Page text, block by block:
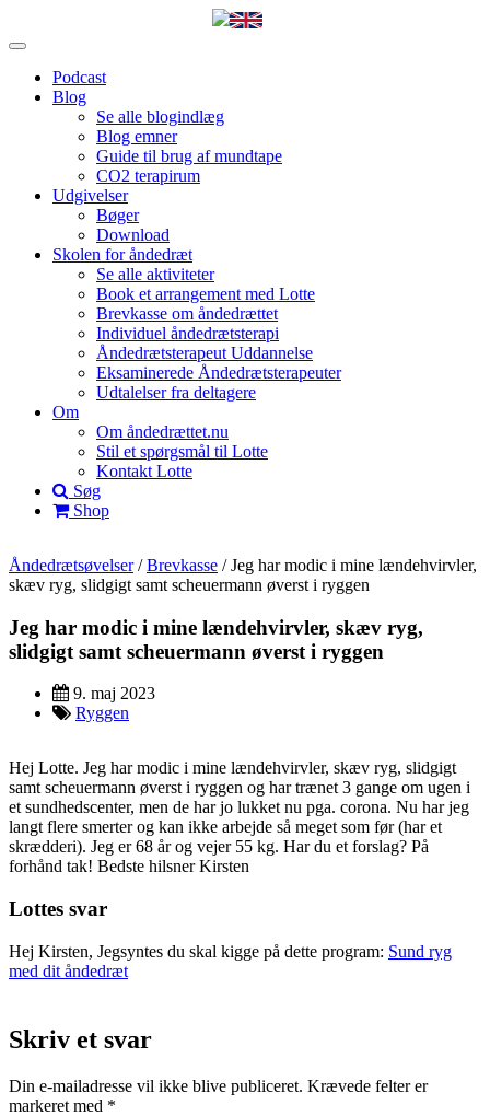
Podcast
Blog
Se alle blogindlæg
Blog emner
Guide til brug af mundtape
CO2 terapirum
Udgivelser
Bøger
Download
Skolen for åndedræt
Se alle aktiviteter
Book et arrangement med Lotte
Brevkasse om åndedrættet
Individuel åndedrætsterapi
Åndedrætsterapeut Uddannelse
Eksaminerede Åndedrætsterapeuter
Udtalelser fra deltagere
Om
Om åndedrættet.nu
Stil et spørgsmål til Lotte
Kontakt Lotte
Søg
Shop
Åndedrætsøvelser/Brevkasse /Jeg har modic i mine lændehvirvler,
skæv ryg, slidgigt samt scheuermann øverst i ryggen
Jeg har modic i mine lændehvirvler, skæv ryg,
slidgigt samt scheuermann øverst i ryggen
9. maj 2023
Ryggen
Hej Lotte. Jeg har modic i mine lændehvirvler, skæv ryg, slidgigt
samt scheuermann øverst i ryggen og har trænet 3 gange om ugen i
et sundhedscenter, men de har jo lukket nu pga. corona. Nu har jeg
langt flere smerter og kan ikke arbejde så meget som før (har et
skrædderi). Jeg er 68 år og vejer 55 kg. Har du et forslag? På
forhånd tak! Bedste hilsner Kirsten
Lottes svar
Hej Kirsten, Jegsyntes du skal kigge på dette program: Sund ryg
med dit åndedræt
Skriv et svar
Din e-mailadresse vil ikke blive publiceret. Krævede felter er
markeret med *